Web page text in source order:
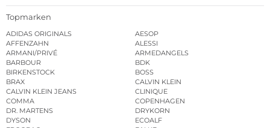
Topmarken
ADIDAS ORIGINALS
AESOP
AFFENZAHN
ALESSI
ARMANI/PRIVÉ
ARMEDANGELS
BARBOUR
BDK
BIRKENSTOCK
BOSS
BRAX
CALVIN KLEIN
CALVIN KLEIN JEANS
CLINIQUE
COMMA
COPENHAGEN
DR. MARTENS
DRYKORN
DYSON
ECOALF